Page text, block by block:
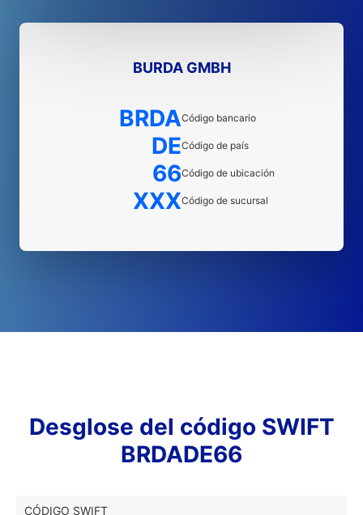
BURDA GMBH
BRDACódigo bancario
DECódigo de país
66Código de ubicación
XXXCódigo de sucursal
Desglose del código SWIFT
BRDADE66
CÓDIGO SWIFT